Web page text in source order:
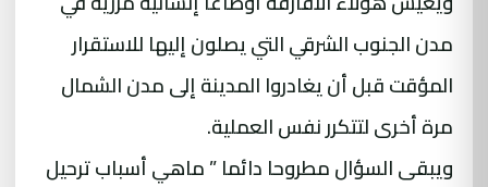
مدن الجنوب الشرقي التي يصلون إليها للاستقرار
المؤقت قبل أن يغادروا المدينة إلى مدن الشمال
مرة أخرى لتتكرر نفس العملية.
ويبقى السؤال مطروحا دائما ” ماهي أسباب ترحيل